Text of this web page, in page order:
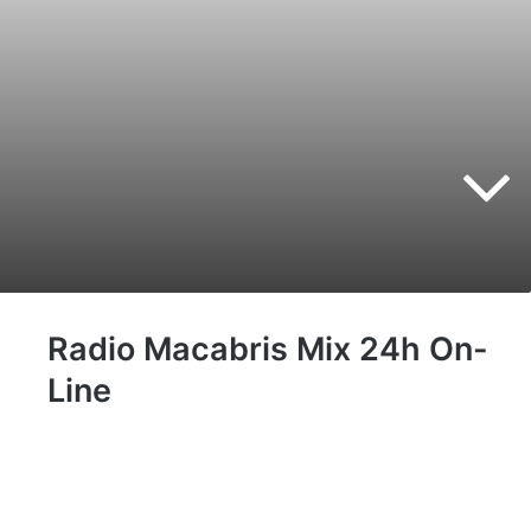
Radio Macabris Mix 24h On-
Line